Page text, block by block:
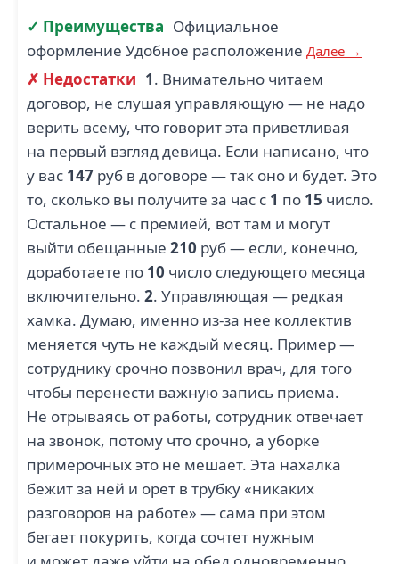
✓ Преимущества Официальное
оформление Удобное расположение Далее →
✗ Недостатки 1. Внимательно читаем
договор, не слушая управляющую — не надо
верить всему, что говорит эта приветливая
на первый взгляд девица. Если написано, что
у вас 147 руб в договоре — так оно и будет. Это
то, сколько вы получите за час с 1 по 15 число.
Остальное — с премией, вот там и могут
выйти обещанные 210 руб — если, конечно,
доработаете по 10 число следующего месяца
включительно. 2. Управляющая — редкая
хамка. Думаю, именно из-за нее коллектив
меняется чуть не каждый месяц. Пример —
сотруднику срочно позвонил врач, для того
чтобы перенести важную запись приема.
Не отрываясь от работы, сотрудник отвечает
на звонок, потому что срочно, а уборке
примерочных это не мешает. Эта нахалка
бежит за ней и орет в трубку «никаких
разговоров на работе» — сама при этом
бегает покурить, когда сочтет нужным